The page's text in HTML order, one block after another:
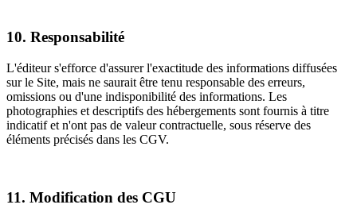
10. Responsabilité
L'éditeur s'efforce d'assurer l'exactitude des informations diffusées
sur le Site, mais ne saurait être tenu responsable des erreurs,
omissions ou d'une indisponibilité des informations. Les
photographies et descriptifs des hébergements sont fournis à titre
indicatif et n'ont pas de valeur contractuelle, sous réserve des
éléments précisés dans les CGV.
11. Modification des CGU